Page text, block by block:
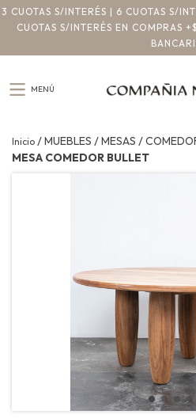
3 CUOTAS S/INTERÉS | 6 CUOTAS S/
CUOTAS S/INTERÉS EN COMPRAS
MENÚ
Inicio /MUEBLES /MESAS /
MESA COMEDOR BULLET